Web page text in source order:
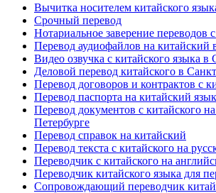
Вычитка носителем китайского
Срочный перевод
Нотариальное заверение переводов
Перевод аудиофайлов на китайский
Видео озвучка с китайского языка в
Деловой перевод китайского в
Перевод договоров и контрактов с
Перевод паспорта на китайский язык
Перевод документов с китайского
Петербурге
Перевод справок на китайский
Перевод текста с китайского на
Переводчик с китайского на
Переводчик китайского языка для
Сопровождающий переводчик